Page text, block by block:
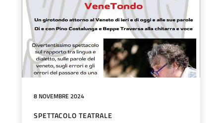
8 NOVEMBRE 2024
SPETTACOLO TEATRALE